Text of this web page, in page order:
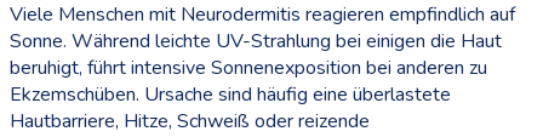
Viele Menschen mit Neurodermitis reagieren empfindlich auf
Sonne. Während leichte UV-Strahlung bei einigen die Haut
beruhigt, führt intensive Sonnenexposition bei anderen zu
Ekzemschüben. Ursache sind häufig eine überlastete
Hautbarriere, Hitze, Schweiß oder reizende